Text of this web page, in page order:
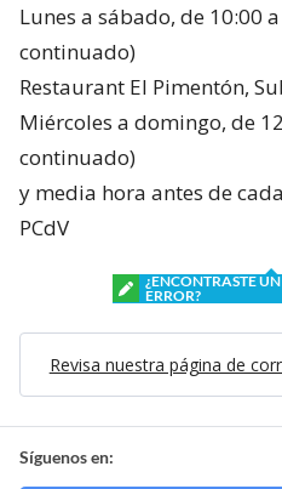
Lunes a sábado, de 10:00
continuado)
Restaurant El Pimentón,
Miércoles a domingo, de
continuado)
y media hora antes de
PCdV
¿ENCONTRASTE UN
ERROR?
Revisa nuestra página de
Síguenos en: